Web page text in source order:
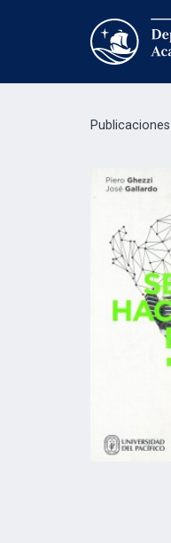
Publicaciones